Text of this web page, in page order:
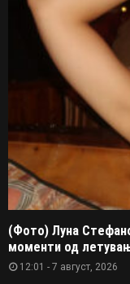
(Фото) Луна
моменти од
12:01 - 7 август, 2026